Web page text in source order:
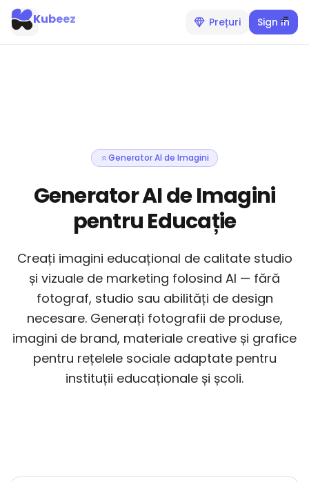
Prețuri Sign In
Kubeez
Generator AI de Imagini
Generator AI de Imagini
pentru Educație
Creați imagini educațional de calitate studio
și vizuale de marketing folosind AI — fără
fotograf, studio sau abilități de design
necesare. Generați fotografii de produse,
imagini de brand, materiale creative și grafice
pentru rețelele sociale adaptate pentru
instituții educaționale și școli.